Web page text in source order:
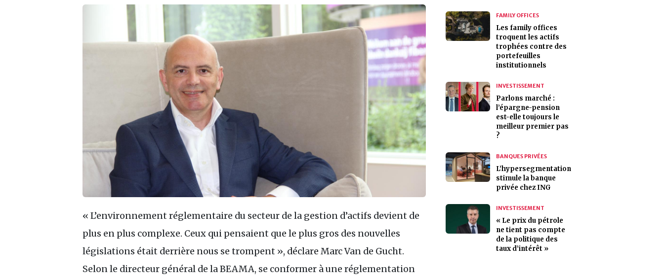
« L’environnement réglementaire du secteur de la gestion d’actifs devient de
plus en plus complexe. Ceux qui pensaient que le plus gros des nouvelles
législations était derrière nous se trompent », déclare Marc Van de Gucht.
Selon le directeur général de la BEAMA, se conformer à une réglementation
FAMILY OFFICES
Les family offices
troquent les actifs
trophées contre des
portefeuilles
institutionnels
INVESTISSEMENT
Parlons marché :
l’épargne-pension
est-elle toujours le
meilleur premier pas
?
BANQUES PRIVÉES
L’hypersegmentation
stimule la banque
privée chez ING
INVESTISSEMENT
« Le prix du pétrole
ne tient pas compte
de la politique des
taux d’intérêt »